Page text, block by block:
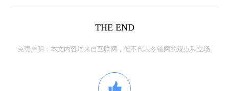
THE END
免责声明：本文内容均来自互联网，但不代表冬镜网的观点和立场.